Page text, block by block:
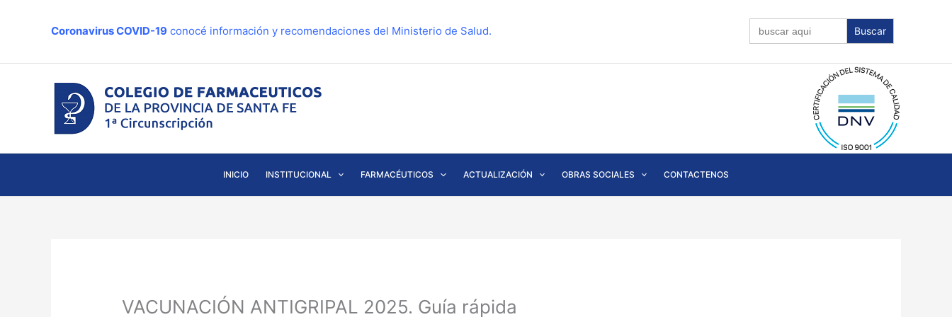
Coronavirus COVID-19 conocé información y recomendaciones del Ministerio de Salud.
Buscar:
INICIO INSTITUCIONAL FARMACÉUTICOS ACTUALIZACIÓN OBRAS SOCIALES CONTACTENOS
VACUNACIÓN ANTIGRIPAL 2025. Guía rápida